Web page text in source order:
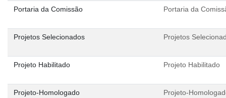
Portaria da Comissão Portaria da
Projetos Selecionados Projetos
Projeto Habilitado Projeto Habilitado
Projeto-Homologado Projeto-